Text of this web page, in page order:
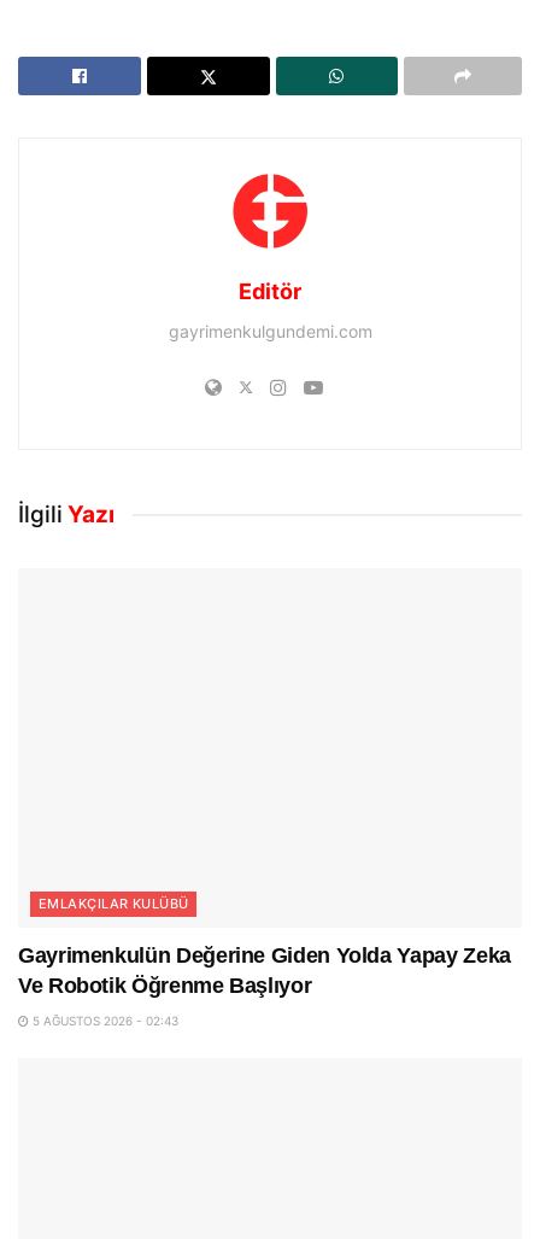
Editör
gayrimenkulgundemi.com
İlgili Yazı
EMLAKÇILAR KULÜBÜ
Gayrimenkulün Değerine Giden Yolda Yapay Zeka
Ve Robotik Öğrenme Başlıyor
5 AĞUSTOS 2026 - 02:43